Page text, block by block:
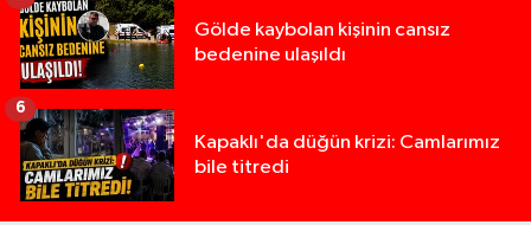
Gölde kaybolan kişinin cansız
bedenine ulaşıldı
Kapaklı'da düğün krizi: Camlarımız
bile titredi
6